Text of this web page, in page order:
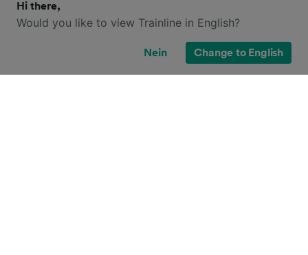
Hi there,
Would you like to view Trainline in English?
Nein Change to English